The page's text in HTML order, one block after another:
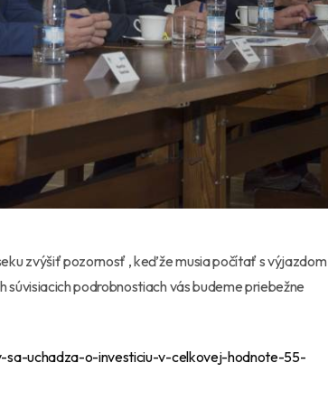
zvýšiť pozornosť , keďže musia počítať s výjazdom
podrobnostiach vás budeme priebežne
sa-uchadza-o-investiciu-v-celkovej-hodnote-55-